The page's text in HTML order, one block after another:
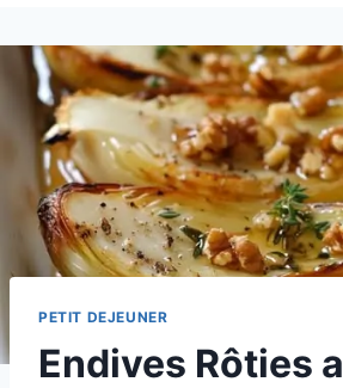
PETIT DEJEUNER
Endives Rôties